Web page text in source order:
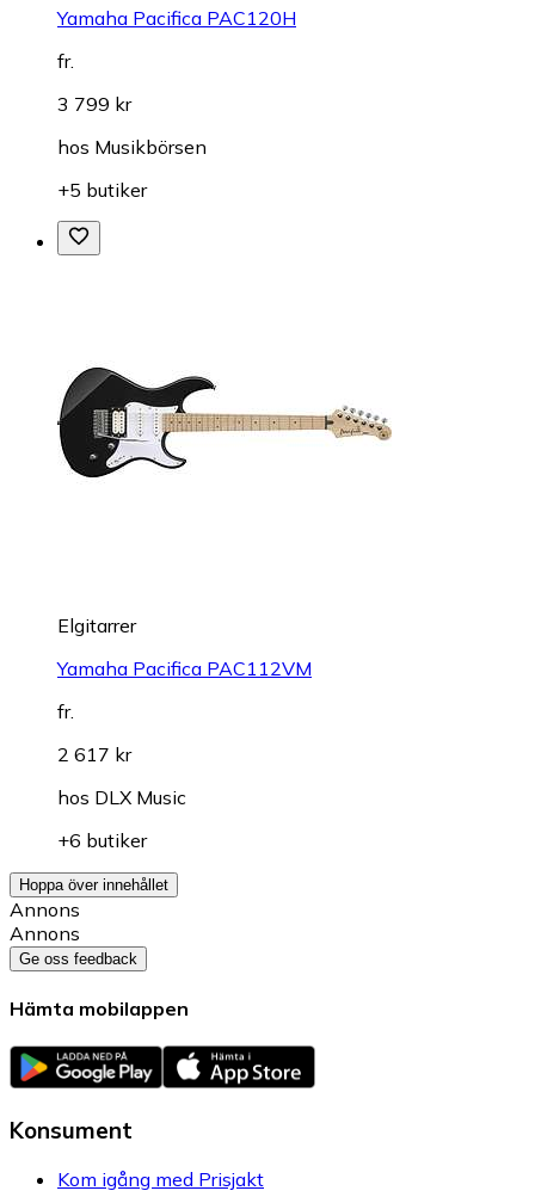
Yamaha Pacifica PAC120H
fr.
3 799 kr
hos Musikbörsen
+5 butiker
Elgitarrer
Yamaha Pacifica PAC112VM
fr.
2 617 kr
hos DLX Music
+6 butiker
Hoppa över innehållet
Annons
Annons
Ge oss feedback
Hämta mobilappen
Konsument
Kom igång med Prisjakt